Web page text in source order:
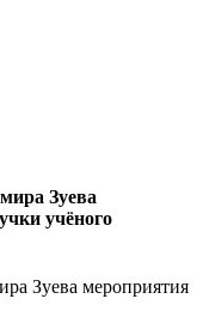
Зуева
учёного
Зуева мероприятия